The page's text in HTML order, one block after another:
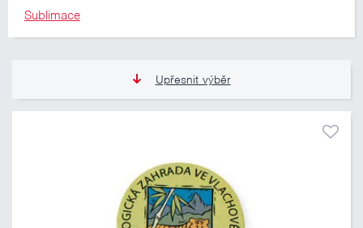
Sublimace
Upřesnit výběr
Pouze skladem